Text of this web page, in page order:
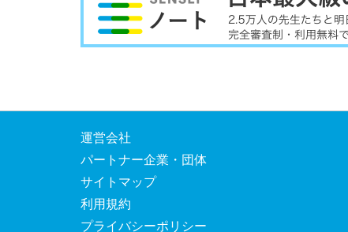
運営会社
パートナー企業・団体
サイトマップ
利用規約
プライバシーポリシー